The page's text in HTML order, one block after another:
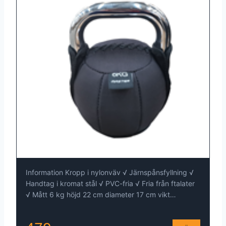
Information Kropp i nylonväv √ Järnspånsfyllning √
Handtag i kromat stål √ PVC-fria √ Fria från ftalater
√ Mått 6 kg höjd 22 cm diameter 17 cm vikt…